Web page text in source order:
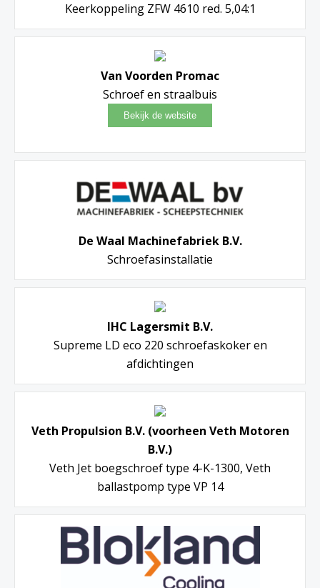
Keerkoppeling ZFW 4610 red. 5,04:1
Van Voorden Promac
Schroef en straalbuis
De Waal Machinefabriek B.V.
Schroefasinstallatie
IHC Lagersmit B.V.
Supreme LD eco 220 schroefaskoker en
afdichtingen
Veth Propulsion B.V. (voorheen Veth Motoren
B.V.)
Veth Jet boegschroef type 4-K-1300, Veth
ballastpomp type VP 14